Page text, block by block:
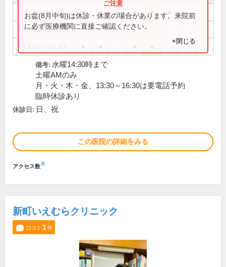
9:00～12:00 ● ● ● ● ●
13:30～14:30 ●
お盆(8月中旬)は休診・休業の場合があります。来院前
に必ず医療機関に直接ご確認ください。
×閉じる
備考: 水曜14:30時まで
土曜AMのみ
月・火・木・金、13:30～16:30は要電話予約
臨時休診あり
休診日: 日、祝
この医院の詳細をみる
アクセス数※
新町いえむらクリニック
口コミ 1件